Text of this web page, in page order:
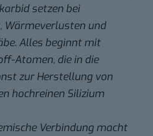
setzen bei
Wärmeverlusten und
Alles beginnt mit
Atomen, die in die
zur Herstellung von
hochreinen Silizium
Verbindung macht